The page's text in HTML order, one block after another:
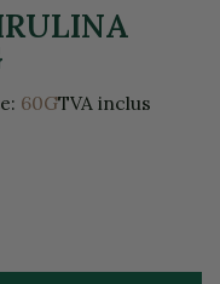
60GTVA inclus